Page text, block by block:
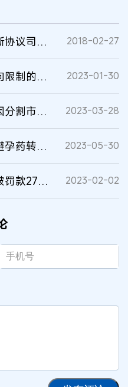
全国首例纵向价格垄断协议司法审查案件审结 2018-02-27
内容平台版权许可纵向限制的反垄断规制 2023-01-30
津药药业控股孙公司因分割市场和固定价格拟被罚2988万 2023-03-28
北京紫竹医药因固定避孕药转售价格并限定最低售价被罚逾1264万元 2023-05-30
鱼跃医疗违反价格法被罚款270万 2023-02-02